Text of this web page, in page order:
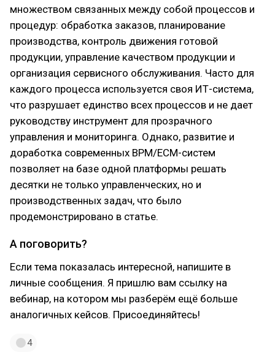
множеством связанных между собой процессов и
процедур: обработка заказов, планирование
производства, контроль движения готовой
продукции, управление качеством продукции и
организация сервисного обслуживания. Часто для
каждого процесса используется своя ИТ-система,
что разрушает единство всех процессов и не дает
руководству инструмент для прозрачного
управления и мониторинга. Однако, развитие и
доработка современных BPM/ECM-систем
позволяет на базе одной платформы решать
десятки не только управленческих, но и
производственных задач, что было
продемонстрировано в статье.
А поговорить?
Если тема показалась интересной, напишите в
личные сообщения. Я пришлю вам ссылку на
вебинар, на котором мы разберём ещё больше
аналогичных кейсов. Присоединяйтесь!
4